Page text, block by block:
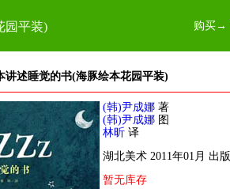
园平装) 购买→
讲述睡觉的书(海豚绘本花园平装)
(韩)尹成娜 著
(韩)尹成娜 图
林昕 译
湖北美术 2011年01月 出版
暂无库存